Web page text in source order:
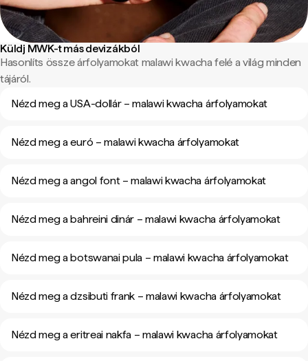
Küldj MWK-t más devizákból
Hasonlíts össze árfolyamokat malawi kwacha felé a világ minden
tájáról.
Nézd meg a USA-dollár – malawi kwacha árfolyamokat
Nézd meg a euró – malawi kwacha árfolyamokat
Nézd meg a angol font – malawi kwacha árfolyamokat
Nézd meg a bahreini dinár – malawi kwacha árfolyamokat
Nézd meg a botswanai pula – malawi kwacha árfolyamokat
Nézd meg a dzsibuti frank – malawi kwacha árfolyamokat
Nézd meg a eritreai nakfa – malawi kwacha árfolyamokat